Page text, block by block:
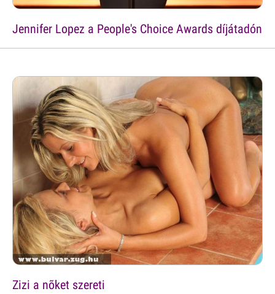
Jennifer Lopez a People's Choice Awards díjátadón
Zizi a nõket szereti